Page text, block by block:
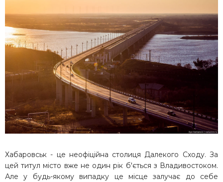
Хабаровськ - це неофіційна столиця Далекого Сходу. За
цей титул місто вже не один рік б'ється з Владивостоком.
Але у будь-якому випадку це місце залучає до себе